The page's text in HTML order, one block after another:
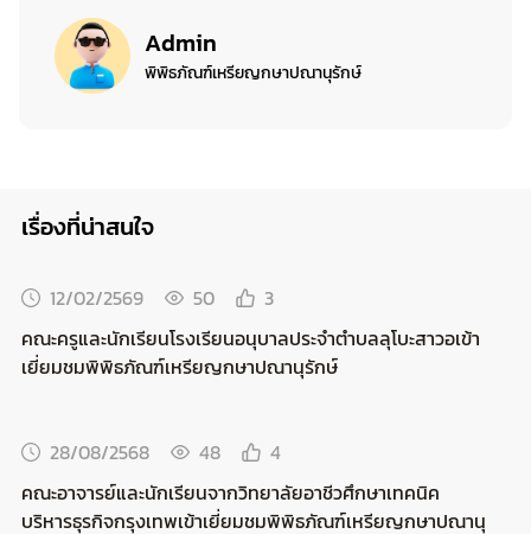
Admin
พิพิธภัณฑ์เหรียญกษาปณานุรักษ์
เรื่องที่น่าสนใจ
12/02/2569 50
3
คณะครูและนักเรียนโรงเรียนอนุบาลประจำตำบลลุโบะสาวอเข้า
เยี่ยมชมพิพิธภัณฑ์เหรียญกษาปณานุรักษ์
28/08/2568 48
4
คณะอาจารย์และนักเรียนจากวิทยาลัยอาชีวศึกษาเทคนิค
บริหารธุรกิจกรุงเทพเข้าเยี่ยมชมพิพิธภัณฑ์เหรียญกษาปณานุ